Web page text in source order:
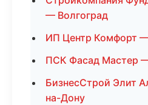
— Волгоград
ИП Центр Комфорт
ПСК Фасад Мастер
БизнесСтрой Элит
на-Дону